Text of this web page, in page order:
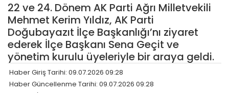
22 ve 24. Dönem AK Parti Ağrı Milletvekili
Mehmet Kerim Yıldız, AK Parti
Doğubayazıt İlçe Başkanlığı’nı ziyaret
ederek İlçe Başkanı Sena Geçit ve
yönetim kurulu üyeleriyle bir araya geldi.
Haber Giriş Tarihi: 09.07.2026 09:28
Haber Güncellenme Tarihi: 09.07.2026 09:28